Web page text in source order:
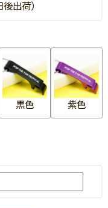
出荷）
黒色 紫色